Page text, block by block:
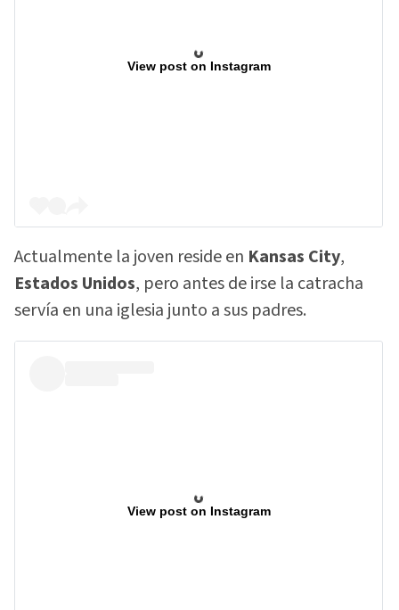
View post on Instagram
Actualmente la joven reside en Kansas City,
Estados Unidos, pero antes de irse la catracha
servía en una iglesia junto a sus padres.
View post on Instagram